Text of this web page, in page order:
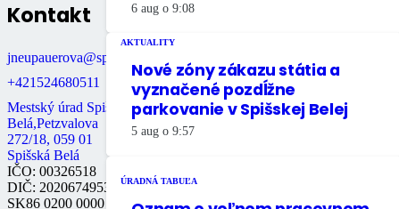
6 aug o 9:08
AKTUALITY
Nové zóny zákazu státia a
vyznačené pozdĺžne
parkovanie v Spišskej Belej
5 aug o 9:57
ÚRADNÁ TABUĽA
Kontakt
jneupauerova@spisskabela.sk
+421524680511
Mestský úrad Spišská
Belá,Petzvalova
272/18, 059 01
Spišská Belá
IČO: 00326518
DIČ: 2020674953
SK86 0200 0000